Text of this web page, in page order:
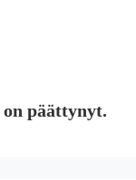
päättynyt.